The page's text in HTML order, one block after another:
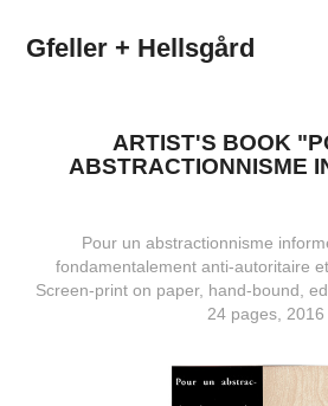
Gfeller + Hellsgård
ARTIST'S BOOK
ABSTRACTIONNISME
Pour un abstractionnisme
fondamentalement anti-autoritaire
Screen-print on paper, hand-bound,
24 pages, 2016